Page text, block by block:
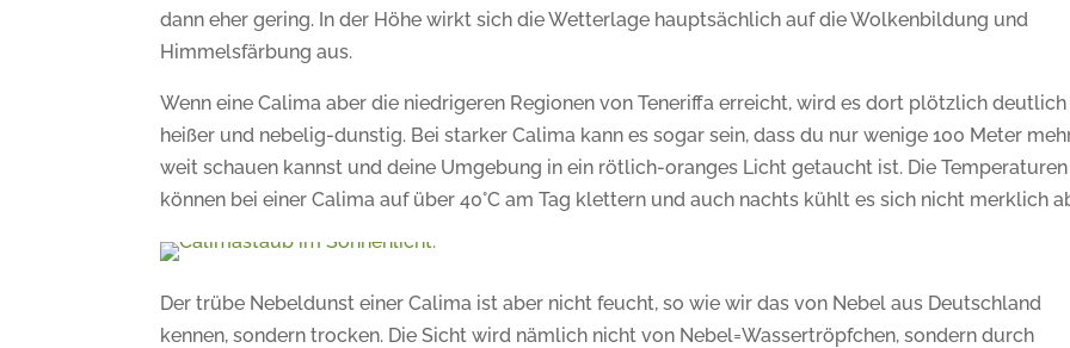
dann eher gering. In der Höhe wirkt sich die Wetterlage hauptsächlich auf die Wolkenbildung und
Himmelsfärbung aus.
Wenn eine Calima aber die niedrigeren Regionen von Teneriffa erreicht, wird es dort plötzlich deutlich
heißer und nebelig-dunstig. Bei starker Calima kann es sogar sein, dass du nur wenige 100 Meter
weit schauen kannst und deine Umgebung in ein rötlich-oranges Licht getaucht ist. Die Temperaturen
können bei einer Calima auf über 40°C am Tag klettern und auch nachts kühlt es sich nicht merklich
Der trübe Nebeldunst einer Calima ist aber nicht feucht, so wie wir das von Nebel aus Deutschland
kennen, sondern trocken. Die Sicht wird nämlich nicht von Nebel=Wassertröpfchen, sondern durch